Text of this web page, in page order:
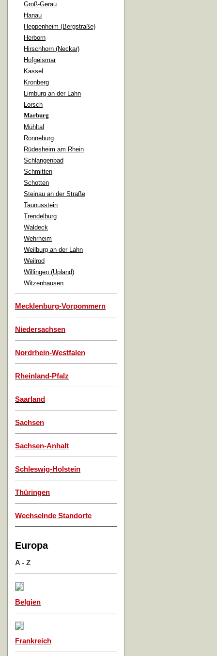
Groß-Gerau
Hanau
Heppenheim (Bergstraße)
Herborn
Hirschhorn (Neckar)
Hofgeismar
Kassel
Kronberg
Limburg an der Lahn
Lorsch
Marburg
Mühltal
Ronneburg
Rüdesheim am Rhein
Schlangenbad
Schmitten
Schotten
Steinau an der Straße
Taunusstein
Trendelburg
Waldeck
Wehrheim
Weilburg an der Lahn
Weilrod
Willingen (Upland)
Witzenhausen
Mecklenburg-Vorpommern
Niedersachsen
Nordrhein-Westfalen
Rheinland-Pfalz
Saarland
Sachsen
Sachsen-Anhalt
Schleswig-Holstein
Thüringen
Wechselnde Standorte
Europa
A - Z
Belgien
Frankreich